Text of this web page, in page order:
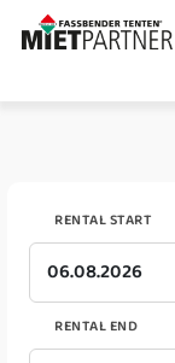
RENTAL START
RENTAL END